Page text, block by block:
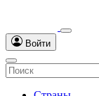
Войти